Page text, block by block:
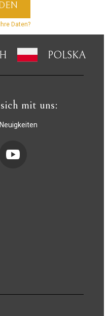
Daten?
POLSKA
mit uns: